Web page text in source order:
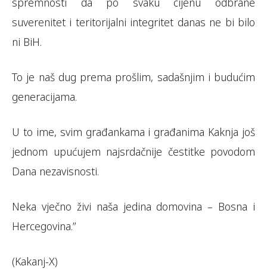
suverenitet i teritorijalni integritet danas ne bi bilo
ni BiH.
To je naš dug prema prošlim, sadašnjim i budućim
generacijama.
U to ime, svim građankama i građanima Kaknja još
jednom upućujem najsrdačnije čestitke povodom
Dana nezavisnosti.
Neka vječno živi naša jedina domovina – Bosna i
Hercegovina.”
(Kakanj-X)